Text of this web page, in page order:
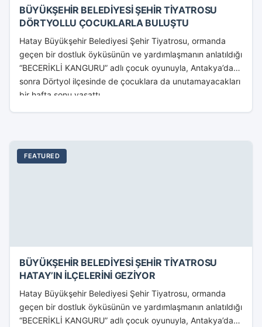
BÜYÜKŞEHİR BELEDİYESİ ŞEHİR TİYATROSU
DÖRTYOLLU ÇOCUKLARLA BULUŞTU
Hatay Büyükşehir Belediyesi Şehir Tiyatrosu, ormanda
geçen bir dostluk öyküsünün ve yardımlaşmanın anlatıldığı
“BECERİKLİ KANGURU” adlı çocuk oyunuyla, Antakya’dan
sonra Dörtyol ilçesinde de çocuklara da unutamayacakları
bir hafta sonu yaşattı....
FEATURED
BÜYÜKŞEHİR BELEDİYESİ ŞEHİR TİYATROSU
HATAY’IN İLÇELERİNİ GEZİYOR
Hatay Büyükşehir Belediyesi Şehir Tiyatrosu, ormanda
geçen bir dostluk öyküsünün ve yardımlaşmanın anlatıldığı
“BECERİKLİ KANGURU” adlı çocuk oyunuyla, Antakya’dan